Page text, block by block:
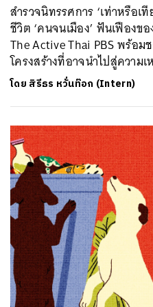
สำรวจนิทรรศการ ‘เท่าหรือ
ชีวิต ‘คนจนเมือง’ ฟันเฟืองข
The Active Thai PBS พร้อม
โครงสร้างที่อาจนำไปสู่ความ
โดย สิรีธร หวั่นท๊อก (Intern)